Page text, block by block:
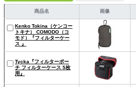
商品名 画像
Kenko Tokina（ケンコー
トキナ） COMODO（コ
モド）『フィルターケー
ス 』
Tycka『フィルターポー
チ フィルターケース 5枚
用』